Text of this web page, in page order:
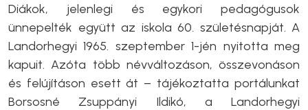
Diákok, jelenlegi és egykori pedagógusok
ünnepelték együtt az iskola 60. születésnapját. A
Landorhegyi 1965. szeptember 1-jén nyitotta meg
kapuit. Azóta több névváltozáson, összevonáson
és felújításon esett át – tájékoztatta portálunkat
Borsosné Zsuppányi Ildikó, a Landorhegyi